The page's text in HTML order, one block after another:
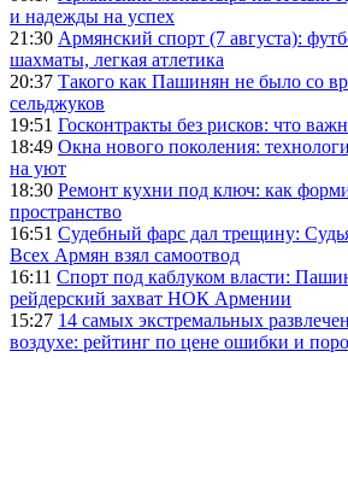
и надежды на успех
21:30 Армянский спорт (7 августа):
шахматы, легкая атлетика
20:37 Такого как Пашинян не было со
сельджуков
19:51 Госконтракты без рисков: что
18:49 Окна нового поколения:
на уют
18:30 Ремонт кухни под ключ: как
пространство
16:51 Судебный фарс дал трещину:
Всех Армян взял самоотвод
16:11 Спорт под каблуком власти:
рейдерский захват НОК Армении
15:27 14 самых экстремальных
воздухе: рейтинг по цене ошибки и